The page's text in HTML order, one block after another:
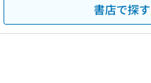
書店で探す